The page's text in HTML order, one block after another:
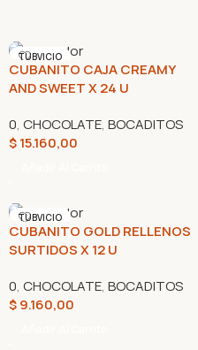
TUBVICIO
CUBANITO CAJA CREAMY
AND SWEET X 24 U
0, CHOCOLATE, BOCADITOS
$15.160,00
TUBVICIO
CUBANITO GOLD RELLENOS
SURTIDOS X 12 U
0, CHOCOLATE, BOCADITOS
$9.160,00